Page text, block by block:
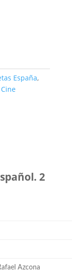
España,
Cine
2
Azcona